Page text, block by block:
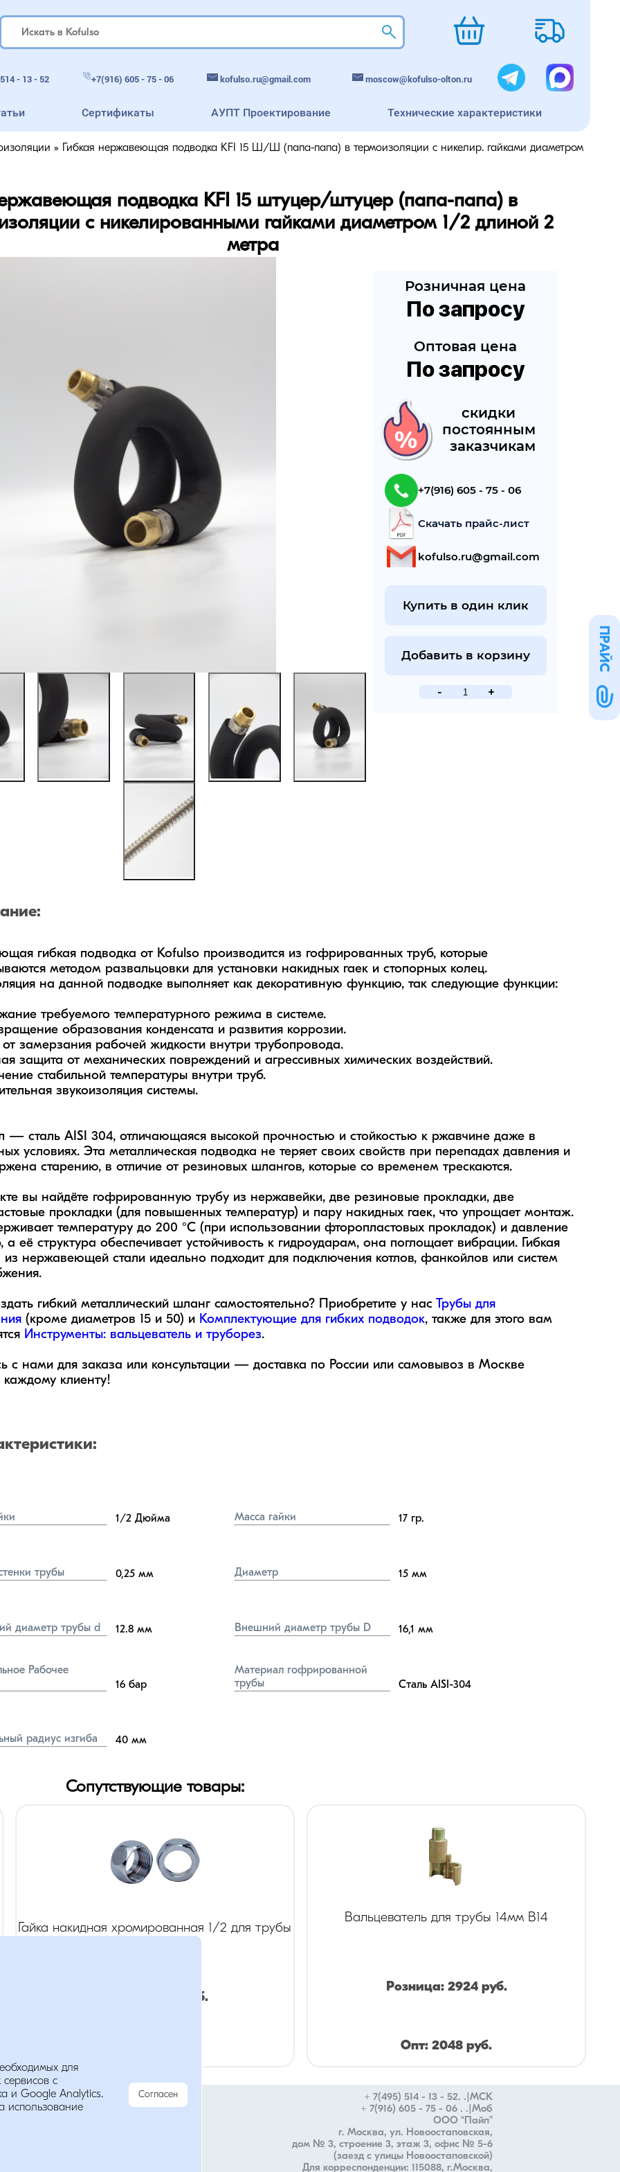
- 13 - 52 +7(916) 605 - 75 - 06 kofulso.ru@gmail.com moscow@kofulso-olton.ru
Сертификаты АУПТ Проектирование Технические характеристики
» Гибкая нержавеющая подводка KFI 15 Ш/Ш (папа-папа) в термоизоляции с никелир. гайками диаметром
подводка KFI 15 штуцер/штуцер (папа-папа) в
с никелированными гайками диаметром 1/2 длиной 2
метра
Розничная цена
По запросу
Оптовая цена
По запросу
cкидки
постоянным
заказчикам
+7(916) 605 - 75 - 06
Скачать прайс-лист
kofulso.ru@gmail.com
Купить в один клик
Добавить в корзину
- +
гибкая подводка от Kofulso производится из гофрированных труб, которые
методом развальцовки для установки накидных гаек и стопорных колец.
на данной подводке выполняет как декоративную функцию, так следующие функции:
требуемого температурного режима в системе.
образования конденсата и развития коррозии.
замерзания рабочей жидкости внутри трубопровода.
защита от механических повреждений и агрессивных химических воздействий.
стабильной температуры внутри труб.
звукоизоляция системы.
— сталь AISI 304, отличающаяся высокой прочностью и стойкостью к ржавчине даже в
условиях. Эта металлическая подводка не теряет своих свойств при перепадах давления и
старению, в отличие от резиновых шлангов, которые со временем трескаются.
вы найдёте гофрированную трубу из нержавейки, две резиновые прокладки, две
прокладки (для повышенных температур) и пару накидных гаек, что упрощает монтаж.
температуру до 200 °C (при использовании фторопластовых прокладок) и давление
а её структура обеспечивает устойчивость к гидроударам, она поглощает вибрации. Гибкая
из нержавеющей стали идеально подходит для подключения котлов, фанкойлов или систем
гибкий металлический шланг самостоятельно? Приобретите у нас Трубы для
(кроме диаметров 15 и 50) и Комплектующие для гибких подводок, также для этого вам
Инструменты: вальцеватель и труборез.
с нами для заказа или консультации — доставка по России или самовывоз в Москве
каждому клиенту!
1/2 Дюйма Масса гайки 17 гр.
трубы 0,25 мм Диаметр 15 мм
диаметр трубы d 12.8 мм Внешний диаметр трубы D 16,1 мм
Рабочее
16 бар
Материал гофрированной
трубы
Сталь AISI-304
радиус изгиба 40 мм
Сопутствующие товары:
Гайка накидная хромированная 1/2 для трубы
руб.
Вальцеватель для трубы 14мм B14
Розница: 2924руб.
Опт:2048 руб.
ПРАЙС
для
с
и Google Analytics.
использование
Согласен
Мы в соц. сетях
+ 7(495) 514 - 13 - 52. .|МСК
+ 7(916) 605 - 75 - 06 . .|Моб
ООО “Пайп”
г. Москва, ул. Новоостаповская,
дом № 3, строение 3, этаж 3, офис № 5-6
(заезд с улицы Новоостаповской)
Для корреспонденции: 115088, г.Москва,